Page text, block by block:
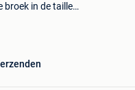
broek in de taille